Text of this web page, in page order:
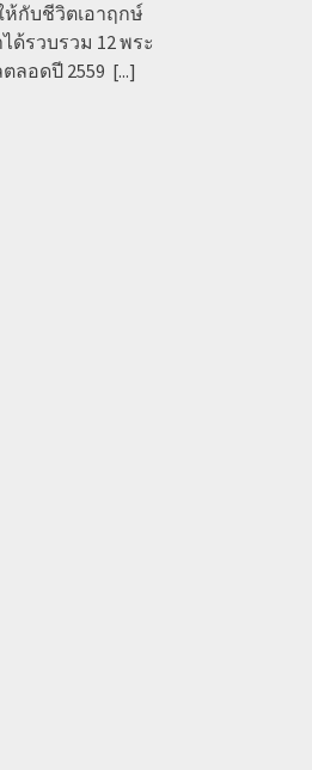
ห้กับชีวิตเอาฤกษ์
ด้รวบรวม 12 พระ
ลอดปี 2559 [...]